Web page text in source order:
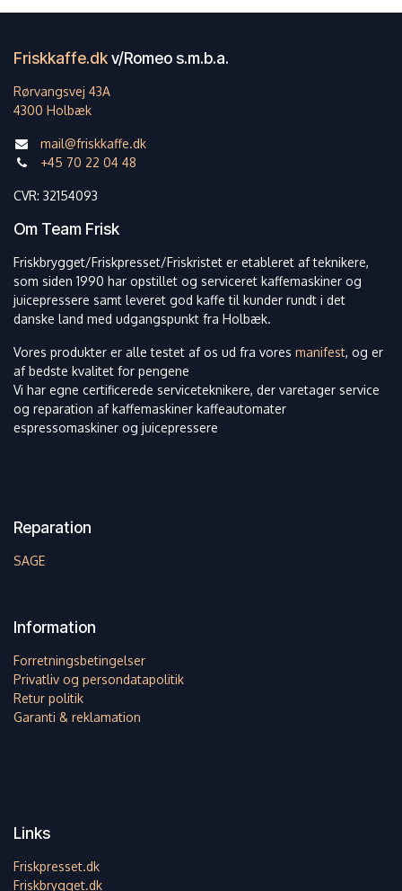
Friskkaffe.dkv/Romeo s.m.b.a.
Rørvangsvej 43A
4300 Holbæk
mail@friskkaffe.dk
+45 70 22 04 48
CVR: 32154093
Om Team Frisk
Friskbrygget/Friskpresset/Friskristet er etableret af teknikere,
som siden 1990 har opstillet og serviceret kaffemaskiner og
juicepressere samt leveret god kaffe til kunder rundt i det
danske land med udgangspunkt fra Holbæk.
Vores produkter er alle testet af os ud fra vores manifest, og er
af bedste kvalitet for pengene
Vi har egne certificerede serviceteknikere, der varetager service
og reparation af kaffemaskiner kaffeautomater
espressomaskiner og juicepressere
Reparation
SAGE
Information
Forretningsbetingelser
Privatliv og persondatapolitik
Retur politik
Garanti & reklamation
Links
Friskpresset.dk
Friskbrygget.dk